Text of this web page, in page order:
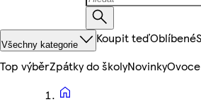
Všechny kategorie Koupit teďOblíbené
Top výběrZpátky do školyNovinky